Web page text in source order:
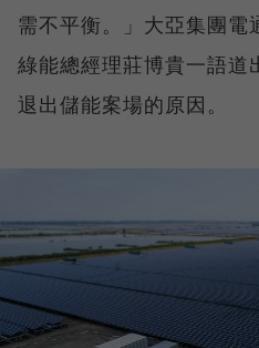
需不平衡。」大亞集團電
綠能總經理莊博貴一語道
退出儲能案場的原因。